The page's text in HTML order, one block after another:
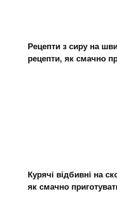
Рецепти з сиру на
рецепти, як смачно
Курячі відбивні на
як смачно